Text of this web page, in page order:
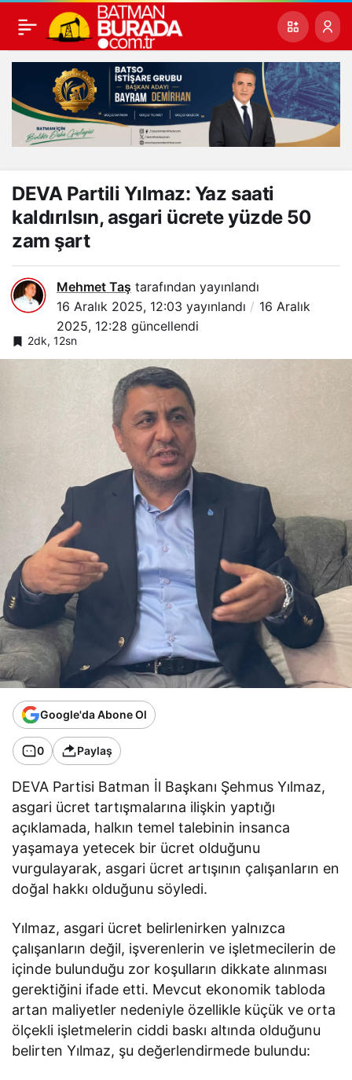
DEVA Partili Yılmaz: Yaz saati
kaldırılsın, asgari ücrete yüzde 50
zam şart
Mehmet Taş tarafından yayınlandı
16 Aralık 2025, 12:03 yayınlandı
16 Aralık
2025, 12:28 güncellendi
2dk, 12sn
Google'da Abone Ol
0 Paylaş
DEVA Partisi Batman İl Başkanı Şehmus Yılmaz,
asgari ücret tartışmalarına ilişkin yaptığı
açıklamada, halkın temel talebinin insanca
yaşamaya yetecek bir ücret olduğunu
vurgulayarak, asgari ücret artışının çalışanların en
doğal hakkı olduğunu söyledi.
Yılmaz, asgari ücret belirlenirken yalnızca
çalışanların değil, işverenlerin ve işletmecilerin de
içinde bulunduğu zor koşulların dikkate alınması
gerektiğini ifade etti. Mevcut ekonomik tabloda
artan maliyetler nedeniyle özellikle küçük ve orta
ölçekli işletmelerin ciddi baskı altında olduğunu
belirten Yılmaz, şu değerlendirmede bulundu: